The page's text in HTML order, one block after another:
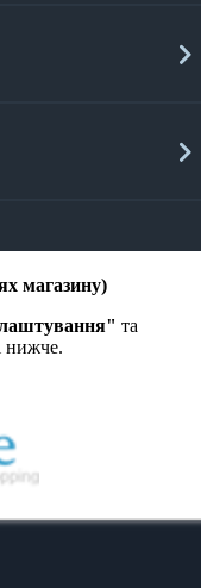
магазину)
та
нижче.